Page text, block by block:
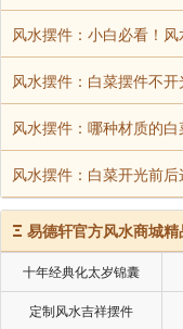
风水摆件：小白必看！
风水摆件：白菜摆件不
风水摆件：哪种材质的
风水摆件：白菜开光前
Ξ 易德轩官方风水商城
十年经典化太岁锦囊
定制风水吉祥摆件